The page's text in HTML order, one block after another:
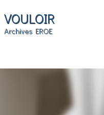
VOULOIR
Archives EROE